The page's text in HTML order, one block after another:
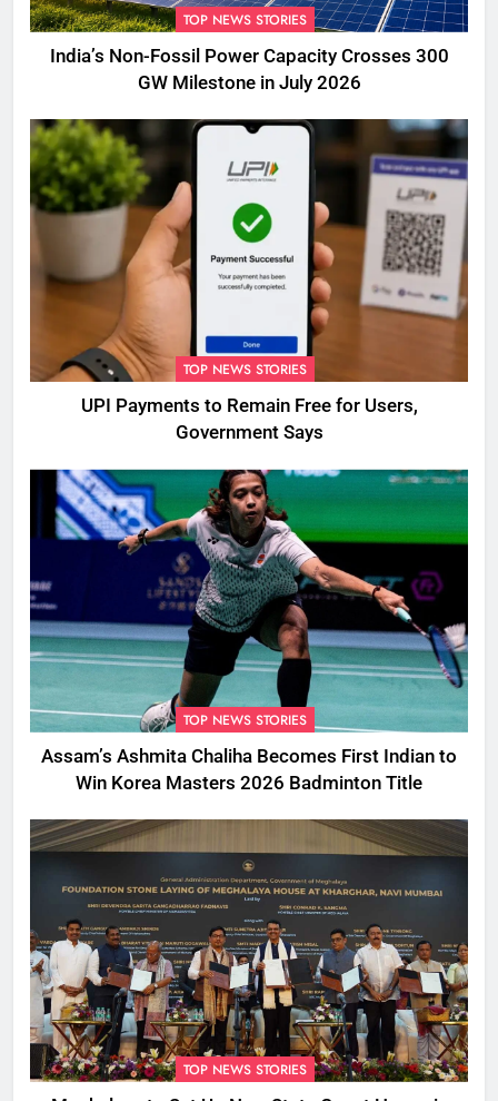
TOP NEWS STORIES
India’s Non-Fossil Power Capacity Crosses 300
GW Milestone in July 2026
TOP NEWS STORIES
UPI Payments to Remain Free for Users,
Government Says
TOP NEWS STORIES
Assam’s Ashmita Chaliha Becomes First Indian to
Win Korea Masters 2026 Badminton Title
TOP NEWS STORIES